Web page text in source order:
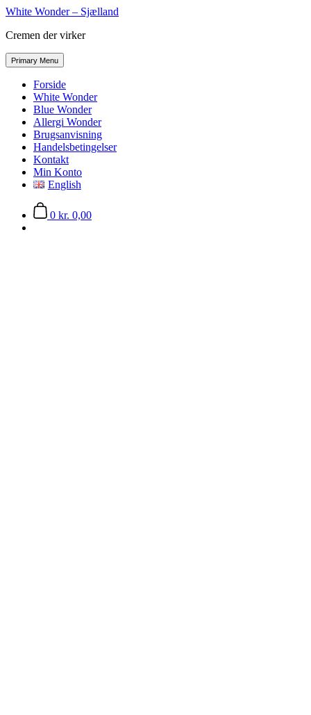
Skip
the
White Wonder – Sjælland
Cremen der virker
Primary Menu
Forside
White Wonder
Blue Wonder
Allergi Wonder
Brugsanvisning
Handelsbetingelser
Kontakt
Min Konto
English
0 kr. 0,00